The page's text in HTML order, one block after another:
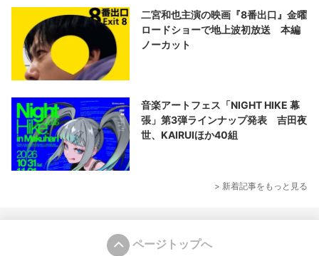
二宮和也主演の映画『8番出口』金曜
ロードショーで地上波初放送 本編
ノーカット
音楽アートフェス「NIGHT HIKE 幕
張」第3弾ラインナップ発表 吉田夜
世、KAIRUIほか40組
> 新着記事をもっと見る
ページトップへ